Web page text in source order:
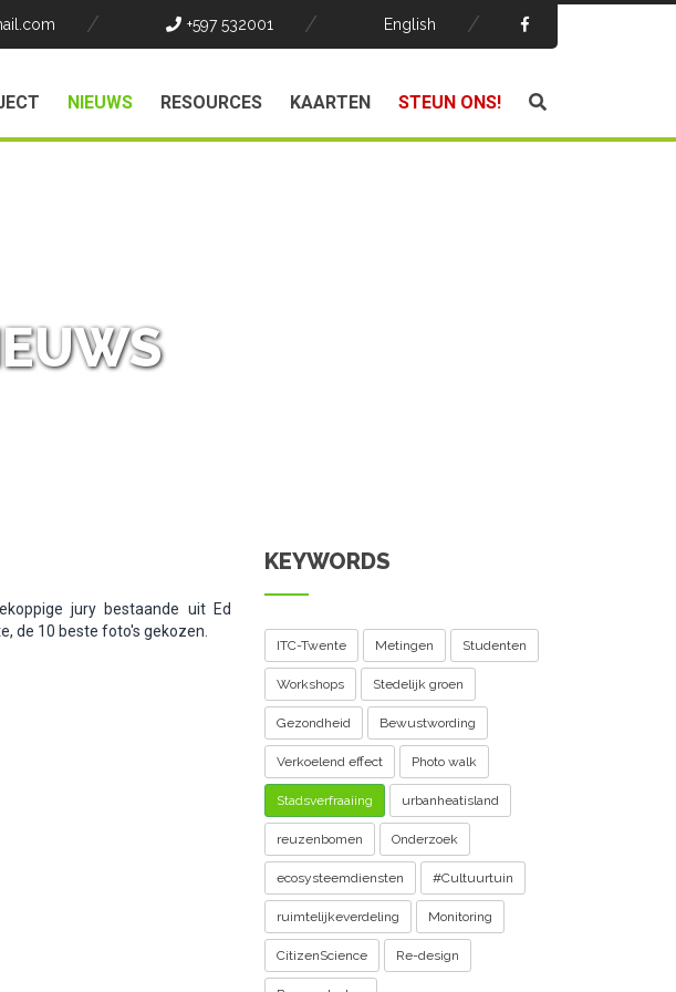
+597 532001 English
NIEUWS RESOURCES KAARTEN STEUN ONS!
jury bestaande uit Ed
de 10 beste foto's gekozen.
KEYWORDS
ITC-Twente Metingen Studenten
Workshops Stedelijk groen
Gezondheid Bewustwording
Verkoelend effect Photo walk
Stadsverfraaiing urbanheatisland
reuzenbomen Onderzoek
ecosysteemdiensten #Cultuurtuin
ruimtelijkeverdeling Monitoring
CitizenScience Re-design